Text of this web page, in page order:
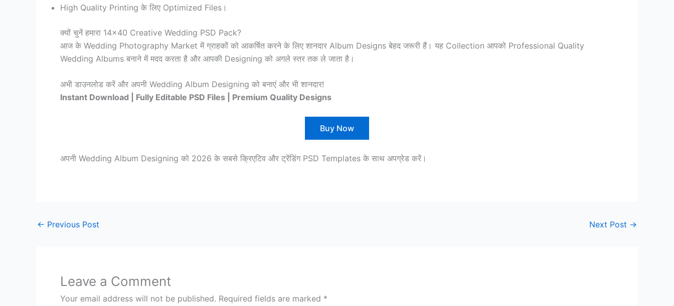
High Quality Printing के लिए Optimized Files।
क्यों चुनें हमारा 14×40 Creative Wedding PSD Pack?
आज के Wedding Photography Market में ग्राहकों को आकर्षित करने के लिए शानदार Album Designs बेहद जरूरी हैं। यह Collection आपको Professional Quality
Wedding Albums बनाने में मदद करता है और आपकी Designing को अगले स्तर तक ले जाता है।
अभी डाउनलोड करें और अपनी Wedding Album Designing को बनाएं और भी शानदार!
Instant Download | Fully Editable PSD Files | Premium Quality Designs
Buy Now
अपनी Wedding Album Designing को 2026 के सबसे क्रिएटिव और ट्रेंडिंग PSD Templates के साथ अपग्रेड करें।
← Previous Post Next Post →
Leave a Comment
Your email address will not be published. Required fields are marked *